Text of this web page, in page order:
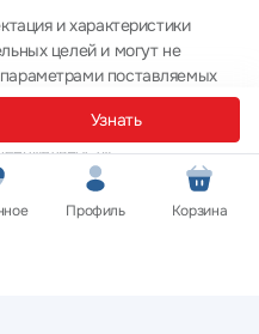
Узнать
и характеристики
целей и могут не
поставляемых
у менеджера при
«Эпл Тэк»
Профиль Корзина